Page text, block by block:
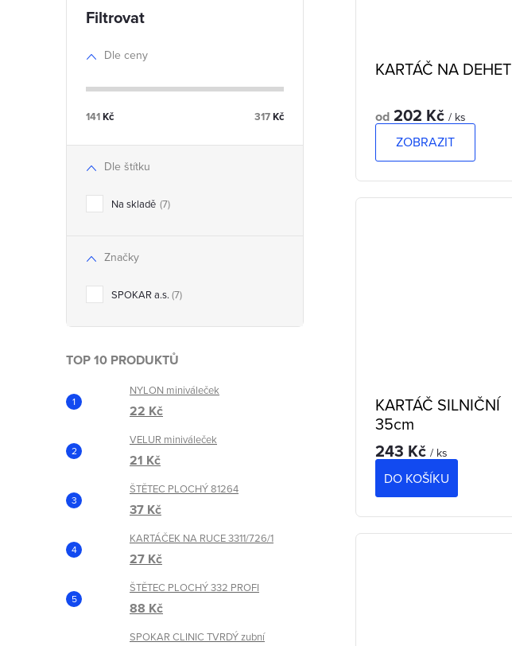
Dle ceny
141Kč 317Kč
Dle štítku
Na skladě 7
Značky
SPOKAR a.s. 7
TOP 10 PRODUKTŮ
NYLON miniváleček
22 Kč
VELUR miniváleček
21 Kč
ŠTĚTEC PLOCHÝ 81264
37 Kč
KARTÁČEK NA RUCE 3311/726/1
27 Kč
ŠTĚTEC PLOCHÝ 332 PROFI
88 Kč
SPOKAR CLINIC TVRDÝ zubní
k
u
KARTÁČ NA DEHET
od 202 Kč / ks
ZOBRAZIT
KARTÁČ SILNIČNÍ
35cm
243 Kč / ks
DO KOŠÍKU